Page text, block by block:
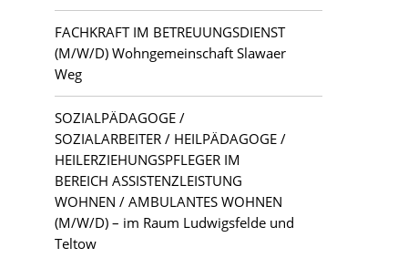
FACHKRAFT IM BETREUUNGSDIENST
(M/W/D) Wohngemeinschaft Slawaer
Weg
SOZIALPÄDAGOGE /
SOZIALARBEITER / HEILPÄDAGOGE /
HEILERZIEHUNGSPFLEGER IM
BEREICH ASSISTENZLEISTUNG
WOHNEN / AMBULANTES WOHNEN
(M/W/D) – im Raum Ludwigsfelde und
Teltow